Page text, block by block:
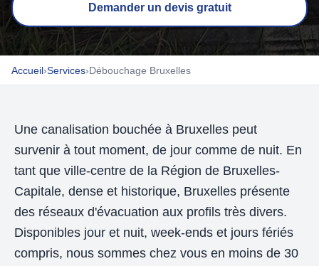
Demander un devis gratuit
Accueil›Services›Débouchage Bruxelles
Une canalisation bouchée à Bruxelles peut
survenir à tout moment, de jour comme de nuit. En
tant que ville-centre de la Région de Bruxelles-
Capitale, dense et historique, Bruxelles présente
des réseaux d'évacuation aux profils très divers.
Disponibles jour et nuit, week-ends et jours fériés
compris, nous sommes chez vous en moins de 30